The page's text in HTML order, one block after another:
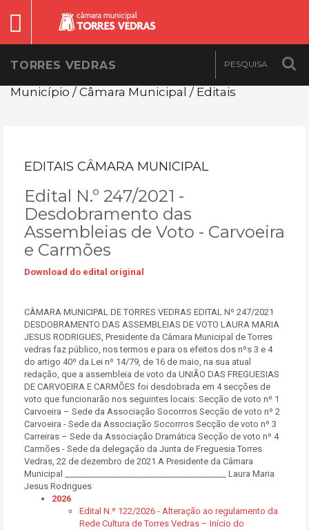
TORRES VEDRAS
Município / Câmara Municipal / Editais
EDITAIS CÂMARA MUNICIPAL
Edital N.º 247/2021 -
Desdobramento das
Assembleias de Voto - Carvoeira
e Carmões
Download do edital original
CÂMARA MUNICIPAL DE TORRES VEDRAS EDITAL Nº 247/2021
DESDOBRAMENTO DAS ASSEMBLEIAS DE VOTO LAURA MARIA
JESUS RODRIGUES, Presidente da Câmara Municipal de Torres
vedras faz público, nos termos e para os efeitos dos nºs 3 e 4
do artigo 40º da Lei nº 14/79, de 16 de maio, na sua atual
redação, que a assembleia de voto da UNIÃO DAS FREGUESIAS
DE CARVOEIRA E CARMÕES foi desdobrada em 4 secções de
voto que funcionarão nos seguintes locais: Secção de voto nº 1
Carvoeira – Sede da Associação Socorrros Secção de voto nº 2
Carvoeira - Sede da Associação Socorrros Secção de voto nº 3
Carreiras – Sede da Associação Dramática Secção de voto nº 4
Carmões - Sede da delegação da Junta de Freguesia Torres
Vedras, 22 de dezembro de 2021 A Presidente da Câmara
Municipal _______________________________________ Laura Maria
Jesus Rodrigues
2026
Edital N.º 122/2026 - Alteração ao regulamento da
Rede Cultura de Torres Vedras – Início do